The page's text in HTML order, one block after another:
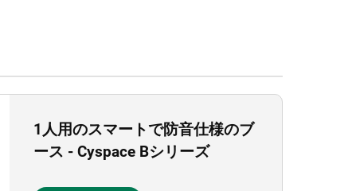
1人用のスマートで防音仕様のブ
ース - Cyspace Bシリーズ